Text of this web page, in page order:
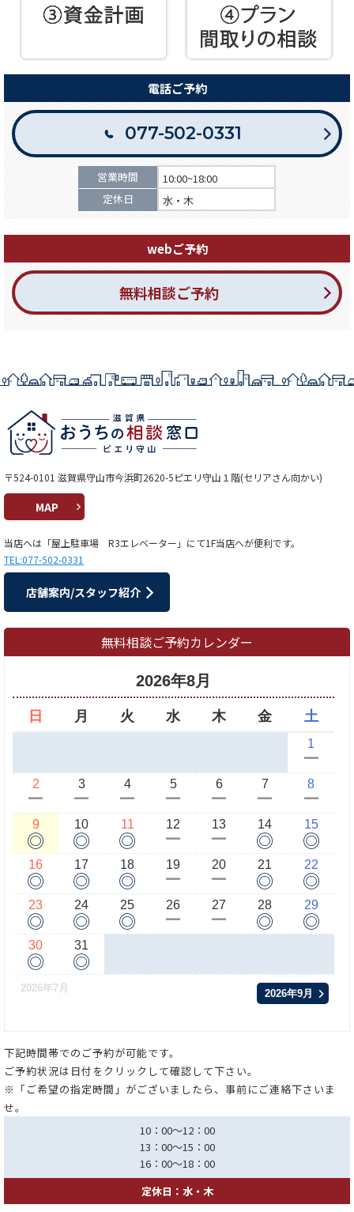
電話ご予約
077-502-0331
営業時間
10:00~18:00
定休日
水・木
webご予約
無料相談ご予約
〒524-0101 滋賀県守山市今浜町2620-5ピエリ守山１階(セリアさん向かい)
MAP
当店へは「屋上駐車場 R3エレベーター」にて1F当店へが便利です。
TEL:077-502-0331
店舗案内/スタッフ紹介
無料相談ご予約カレンダー
2026年8月
日 月 火 水 木 金 土
1
ー
2
ー
3
ー
4
ー
5
ー
6
ー
7
ー
8
ー
9
◎
10
◎
11
◎
12
ー
13
ー
14
◎
15
◎
16
◎
17
◎
18
◎
19
ー
20
ー
21
◎
22
◎
23
◎
24
◎
25
◎
26
ー
27
ー
28
◎
29
◎
30
◎
31
◎
2026年7月 2026年9月
下記時間帯でのご予約が可能です。
ご予約状況は日付をクリックして確認して下さい。
※「ご希望の指定時間」がございましたら、事前にご連絡下さいま
せ。
10：00～12：00
13：00～15：00
16：00～18：00
定休日：水・木